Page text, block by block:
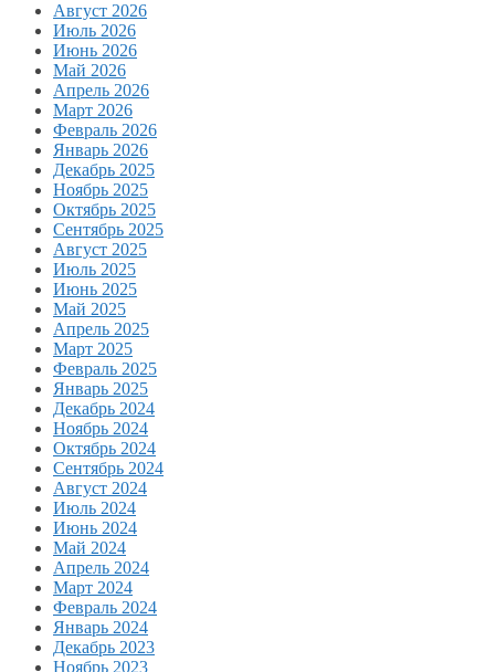
Август 2026
Июль 2026
Июнь 2026
Май 2026
Апрель 2026
Март 2026
Февраль 2026
Январь 2026
Декабрь 2025
Ноябрь 2025
Октябрь 2025
Сентябрь 2025
Август 2025
Июль 2025
Июнь 2025
Май 2025
Апрель 2025
Март 2025
Февраль 2025
Январь 2025
Декабрь 2024
Ноябрь 2024
Октябрь 2024
Сентябрь 2024
Август 2024
Июль 2024
Июнь 2024
Май 2024
Апрель 2024
Март 2024
Февраль 2024
Январь 2024
Декабрь 2023
Ноябрь 2023